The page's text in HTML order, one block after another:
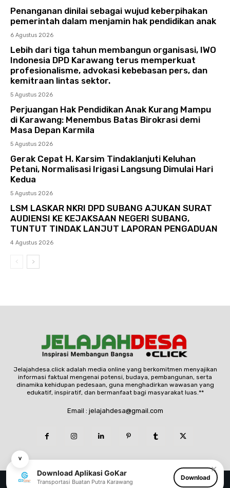
˅
✕
Download Aplikasi GoKar
Transportasi Buatan Putra Karawang
Download
Penanganan dinilai sebagai wujud keberpihakan
pemerintah dalam menjamin hak pendidikan anak
6 Agustus 2026
Lebih dari tiga tahun membangun organisasi, IWO
Indonesia DPD Karawang terus memperkuat
profesionalisme, advokasi kebebasan pers, dan
kemitraan lintas sektor.
5 Agustus 2026
Perjuangan Hak Pendidikan Anak Kurang Mampu
di Karawang: Menembus Batas Birokrasi demi
Masa Depan Karmila
5 Agustus 2026
Gerak Cepat H. Karsim Tindaklanjuti Keluhan
Petani, Normalisasi Irigasi Langsung Dimulai Hari
Kedua
5 Agustus 2026
LSM LASKAR NKRI DPD SUBANG AJUKAN SURAT
AUDIENSI KE KEJAKSAAN NEGERI SUBANG,
TUNTUT TINDAK LANJUT LAPORAN PENGADUAN
4 Agustus 2026
Jelajahdesa.click adalah media online yang berkomitmen menyajikan
informasi faktual mengenai potensi, budaya, pembangunan, serta
dinamika kehidupan pedesaan, guna menghadirkan wawasan yang
edukatif, inspiratif, dan bermanfaat bagi masyarakat luas.**
Email : jelajahdesa@gmail.com
© Copyright - jelajahdesa.click